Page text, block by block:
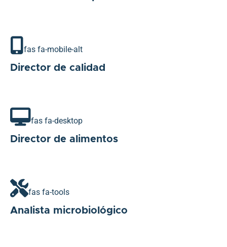
fas fa-mobile-alt
Director de calidad
fas fa-desktop
Director de alimentos
fas fa-tools
Analista microbiológico